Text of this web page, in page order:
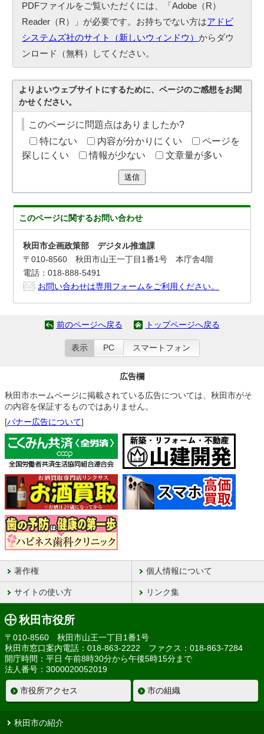
PDFファイルをご覧いただくには、「Adobe（R）
Reader（R）」が必要です。お持ちでない方はアドビ
システムズ社のサイト（新しいウィンドウ）からダウ
ンロード（無料）してください。
よりよいウェブサイトにするために、ページのご感想をお聞
かせください。
このページに問題点はありましたか?
特にない
内容が分かりにくい
ページを
探しにくい
情報が少ない 文章量が多い
送信
このページに関するお問い合わせ
秋田市企画政策部 デジタル推進課
〒010-8560 秋田市山王一丁目1番1号 本庁舎4階
電話：018-888-5491
お問い合わせは専用フォームをご利用ください。
前のページへ戻る トップページへ戻る
表示 PC スマートフォン
広告欄
秋田市ホームページに掲載されている広告については、秋田市がそ
の内容を保証するものではありません。
[バナー広告について]
著作権 個人情報について
サイトの使い方 リンク集
秋田市役所
〒010-8560 秋田市山王一丁目1番1号
秋田市窓口案内電話：018-863-2222 ファクス：018-863-7284
開庁時間：平日 午前8時30分から午後5時15分まで
法人番号：3000020052019
市役所アクセス 市の組織
秋田市の紹介